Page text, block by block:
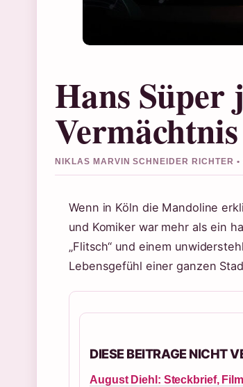
Hans
NIKLAS MARVIN SCHNEIDER RICHTER
Wenn in Köln die Mandoline
und Komiker war mehr als ein
„Flitsch“ und einem
Lebensgefühl einer ganzen
DIESE BEITRAGE NICHT
August Diehl: Steckbrief,